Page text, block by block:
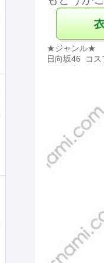
★ジャンル★
日向坂46 コス